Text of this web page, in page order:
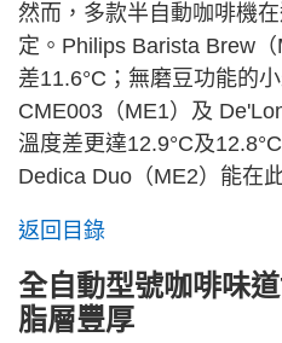
然而，多款半自動咖啡機
定。Philips Barista Brew
差11.6°C；無磨豆功能的
CME003（ME1）及
溫度差更達12.9°C及
Dedica Duo（ME2）能在
返回目錄
全自動型號咖啡味
脂層豐厚